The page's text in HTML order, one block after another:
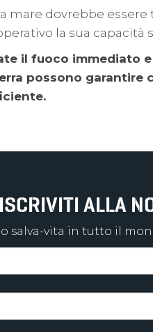
mare dovrebbe
la sua capacità
il fuoco immediato
possono garantire
ALLA
salva-vita in tutto il